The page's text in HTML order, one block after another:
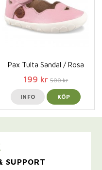
Pax Tulta Sandal / Rosa
199 kr 500 kr
INFO KÖP
SUPPORT